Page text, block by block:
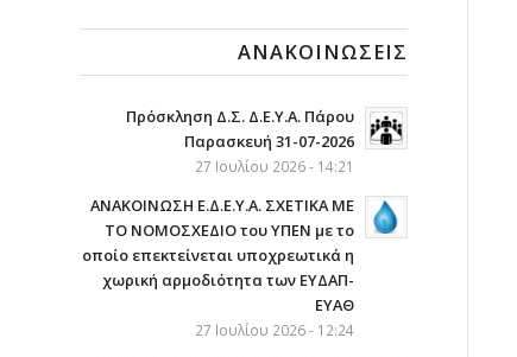
ΑΝΑΚΟΙΝΏΣΕΙΣ
Πρόσκληση Δ.Σ. Δ.Ε.Υ.Α. Πάρου
Παρασκευή 31-07-2026
27 Ιουλίου 2026 - 14:21
ΑΝΑΚΟΙΝΩΣΗ Ε.Δ.Ε.Υ.Α. ΣΧΕΤΙΚΑ ΜΕ
ΤΟ ΝΟΜΟΣΧΕΔΙΟ του ΥΠΕΝ με το
οποίο επεκτείνεται υποχρεωτικά η
χωρική αρμοδιότητα των ΕΥΔΑΠ-
ΕΥΑΘ
27 Ιουλίου 2026 - 12:24